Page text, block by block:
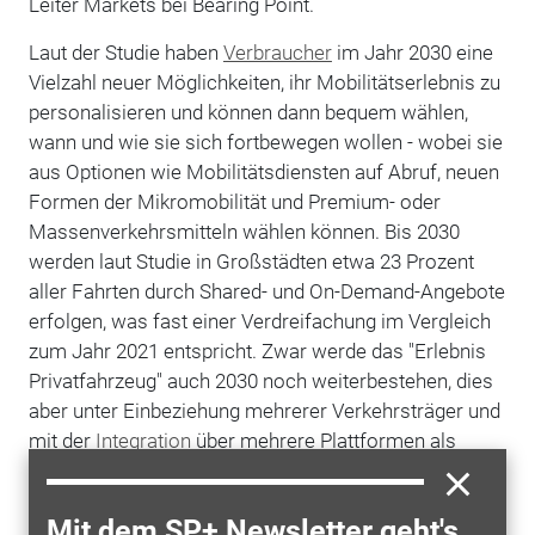
Laut der Studie haben Verbraucherim Jahr 2030 eine
Vielzahl neuer Möglichkeiten, ihr Mobilitätserlebnis zu
personalisieren und können dann bequem wählen,
wann und wie sie sich fortbewegen wollen - wobei sie
aus Optionen wie Mobilitätsdiensten auf Abruf, neuen
Formen der Mikromobilität und Premium- oder
Massenverkehrsmitteln wählen können. Bis 2030
werden laut Studie in Großstädten etwa 23 Prozent
aller Fahrten durch Shared- und On-Demand-Angebote
erfolgen, was fast einer Verdreifachung im Vergleich
zum Jahr 2021 entspricht. Zwar werde das "Erlebnis
Privatfahrzeug" auch 2030 noch weiterbestehen, dies
aber unter Einbeziehung mehrerer Verkehrsträger und
mit der Integrationüber mehrere Plattformen als
öffentliche Dienstleistung zu geringeren oder gar
für die Kerndienstleistung Mobilität.